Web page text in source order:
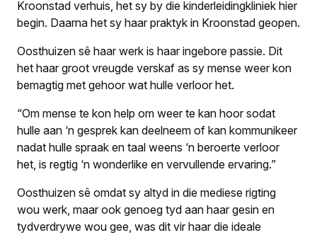
Kroonstad verhuis, het sy by die kinderleidingkliniek hier
begin. Daarna het sy haar praktyk in Kroonstad geopen.
Oosthuizen sê haar werk is haar ingebore passie. Dit
het haar groot vreugde verskaf as sy mense weer kon
bemagtig met gehoor wat hulle verloor het.
“Om mense te kon help om weer te kan hoor sodat
hulle aan ‘n gesprek kan deelneem of kan kommunikeer
nadat hulle spraak en taal weens ‘n beroerte verloor
het, is regtig ‘n wonderlike en vervullende ervaring.”
Oosthuizen sê omdat sy altyd in die mediese rigting
wou werk, maar ook genoeg tyd aan haar gesin en
tydverdrywe wou gee, was dit vir haar die ideale